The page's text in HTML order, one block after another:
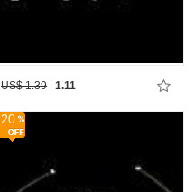
US$ 1.39 1.11
20